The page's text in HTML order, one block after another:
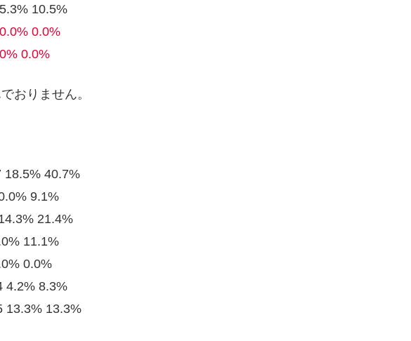
10.5%
0.0%
0.0%
おりません。
18.5% 40.7%
9.1%
21.4%
11.1%
0.0%
4.2% 8.3%
13.3% 13.3%